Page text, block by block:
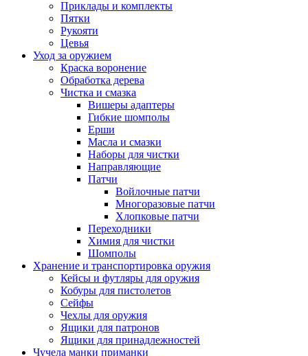
Приклады и комплекты
Пятки
Рукояти
Цевья
Уход за оружием
Краска воронение
Обработка дерева
Чистка и смазка
Вишеры адаптеры
Гибкие шомполы
Ерши
Масла и смазки
Наборы для чистки
Направляющие
Патчи
Войлочные патчи
Многоразовые патчи
Хлопковые патчи
Переходники
Химия для чистки
Шомполы
Хранение и транспортировка оружия
Кейсы и футляры для оружия
Кобуры для пистолетов
Сейфы
Чехлы для оружия
Ящики для патронов
Ящики для принадлежностей
Чучела манки приманки